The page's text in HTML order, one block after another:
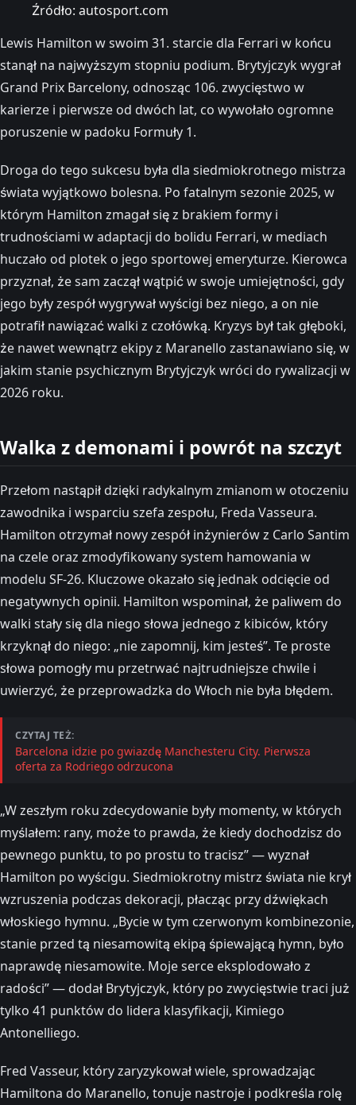
Źródło: autosport.com
Lewis Hamilton w swoim 31. starcie dla Ferrari w końcu
stanął na najwyższym stopniu podium. Brytyjczyk wygrał
Grand Prix Barcelony, odnosząc 106. zwycięstwo w
karierze i pierwsze od dwóch lat, co wywołało ogromne
poruszenie w padoku Formuły 1.
Droga do tego sukcesu była dla siedmiokrotnego mistrza
świata wyjątkowo bolesna. Po fatalnym sezonie 2025, w
którym Hamilton zmagał się z brakiem formy i
trudnościami w adaptacji do bolidu Ferrari, w mediach
huczało od plotek o jego sportowej emeryturze. Kierowca
przyznał, że sam zaczął wątpić w swoje umiejętności, gdy
jego były zespół wygrywał wyścigi bez niego, a on nie
potrafił nawiązać walki z czołówką. Kryzys był tak głęboki,
że nawet wewnątrz ekipy z Maranello zastanawiano się, w
jakim stanie psychicznym Brytyjczyk wróci do rywalizacji w
2026 roku.
Walka z demonami i powrót na szczyt
Przełom nastąpił dzięki radykalnym zmianom w otoczeniu
zawodnika i wsparciu szefa zespołu, Freda Vasseura.
Hamilton otrzymał nowy zespół inżynierów z Carlo Santim
na czele oraz zmodyfikowany system hamowania w
modelu SF-26. Kluczowe okazało się jednak odcięcie od
negatywnych opinii. Hamilton wspominał, że paliwem do
walki stały się dla niego słowa jednego z kibiców, który
krzyknął do niego: „nie zapomnij, kim jesteś”. Te proste
słowa pomogły mu przetrwać najtrudniejsze chwile i
uwierzyć, że przeprowadzka do Włoch nie była błędem.
CZYTAJ TEŻ:
Barcelona idzie po gwiazdę Manchesteru City. Pierwsza
oferta za Rodriego odrzucona
„W zeszłym roku zdecydowanie były momenty, w których
myślałem: rany, może to prawda, że kiedy dochodzisz do
pewnego punktu, to po prostu to tracisz” — wyznał
Hamilton po wyścigu. Siedmiokrotny mistrz świata nie krył
wzruszenia podczas dekoracji, płacząc przy dźwiękach
włoskiego hymnu. „Bycie w tym czerwonym kombinezonie,
stanie przed tą niesamowitą ekipą śpiewającą hymn, było
naprawdę niesamowite. Moje serce eksplodowało z
radości” — dodał Brytyjczyk, który po zwycięstwie traci już
tylko 41 punktów do lidera klasyfikacji, Kimiego
Antonelliego.
Fred Vasseur, który zaryzykował wiele, sprowadzając
Hamiltona do Maranello, tonuje nastroje i podkreśla rolę